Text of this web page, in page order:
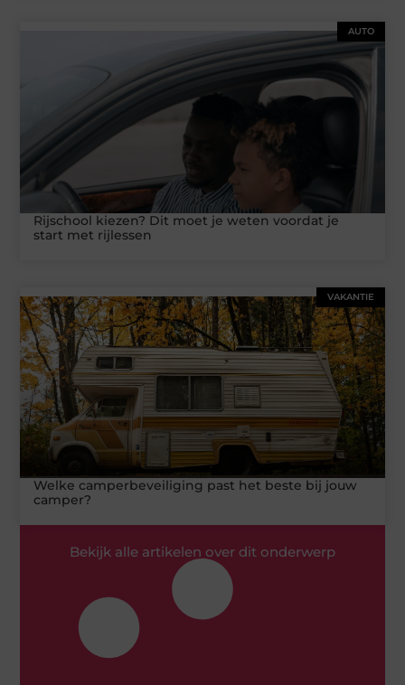
AUTO
Rijschool kiezen? Dit moet je weten voordat je
start met rijlessen
VAKANTIE
Welke camperbeveiliging past het beste bij jouw
camper?
Bekijk alle artikelen over dit onderwerp